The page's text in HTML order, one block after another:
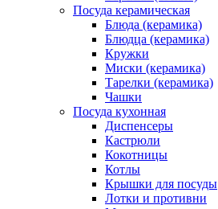
Посуда керамическая
Блюда (керамика)
Блюдца (керамика)
Кружки
Миски (керамика)
Тарелки (керамика)
Чашки
Посуда кухонная
Диспенсеры
Кастрюли
Кокотницы
Котлы
Крышки для посуды
Лотки и противни